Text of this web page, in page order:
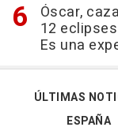
Óscar,
12
Es una
ÚLTIMAS
ESPAÑA